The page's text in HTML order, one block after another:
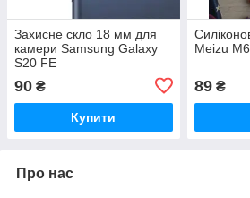
Захисне скло 18 мм для
камери Samsung Galaxy
S20 FE
90 ₴
Купити
Meizu
89₴
Про нас